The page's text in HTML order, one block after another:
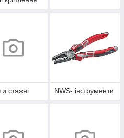
стяжні NWS- інструменти